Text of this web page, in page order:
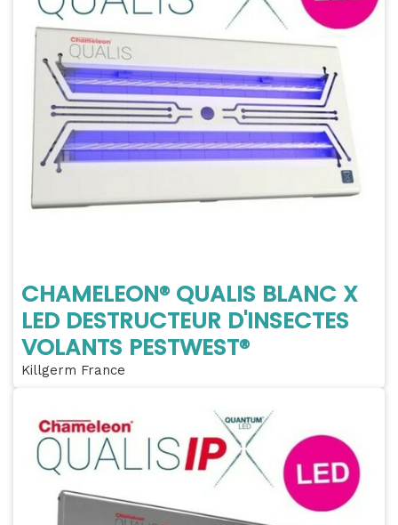
CHAMELEON® QUALIS BLANC X
LED DESTRUCTEUR D'INSECTES
VOLANTS PESTWEST®
Killgerm France